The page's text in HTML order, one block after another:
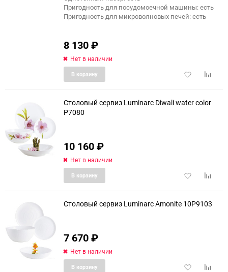
Пригодность для посудомоечной машины: есть
Пригодность для микроволновых печей: есть
8 130₽
Нет в наличии
Добавить
В корзину
еще 2 фото
Столовый сервиз Luminarc Diwali water color
P7080
10 160₽
Нет в наличии
Добавить
В корзину
Столовый сервиз Luminarc Amonite 10P9103
7 670₽
Нет в наличии
Добавить
В корзину